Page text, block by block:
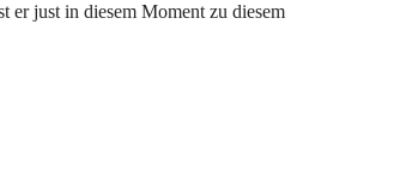
er just in diesem Moment zu diesem